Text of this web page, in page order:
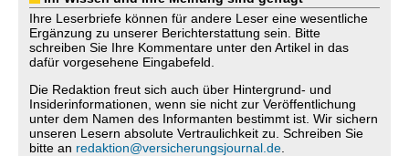
Ihre Leserbriefe können für andere Leser eine wesentliche
Ergänzung zu unserer Berichterstattung sein. Bitte
schreiben Sie Ihre Kommentare unter den Artikel in das
dafür vorgesehene Eingabefeld.
Die Redaktion freut sich auch über Hintergrund- und
Insiderinformationen, wenn sie nicht zur Veröffentlichung
unter dem Namen des Informanten bestimmt ist. Wir sichern
unseren Lesern absolute Vertraulichkeit zu. Schreiben Sie
bitte an redaktion@versicherungsjournal.de